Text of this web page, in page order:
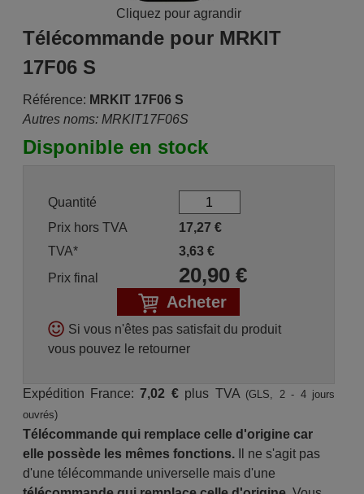
Cliquez pour agrandir
Télécommande pour MRKIT
17F06 S
Référence: MRKIT 17F06 S
Autres noms: MRKIT17F06S
Disponible en stock
Quantité
Prix hors TVA
17,27 €
TVA*
3,63€
Prix final
20,90€
Acheter
Si vous n'êtes pas satisfait du produit
vous pouvez le retourner
Expédition France:7,02 €plus TVA (GLS, 2 - 4 jours
ouvrés)
Télécommande qui remplace celle d'origine car
elle possède les mêmes fonctions.Il ne s'agit pas
d'une télécommande universelle mais d'une